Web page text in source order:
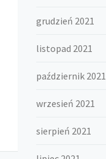
grudzień 2021
listopad 2021
październik 2021
wrzesień 2021
sierpień 2021